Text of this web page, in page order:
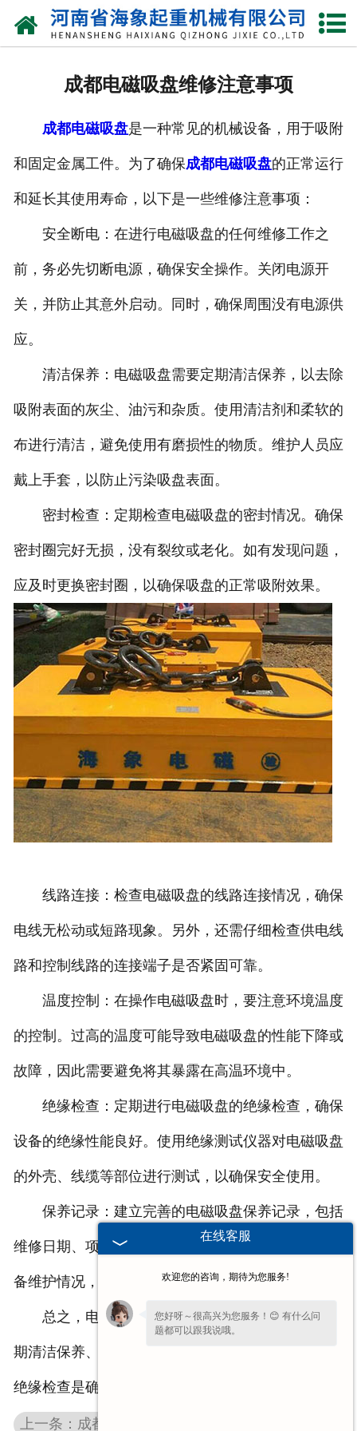
网站首页
厂区一角
案例展示
联系我们
成都电磁吸盘维修注意事项
成都电磁吸盘是一种常见的机械设备，用于吸附
和固定金属工件。为了确保成都电磁吸盘的正常运行
和延长其使用寿命，以下是一些维修注意事项：
安全断电：在进行电磁吸盘的任何维修工作之
前，务必先切断电源，确保安全操作。关闭电源开
关，并防止其意外启动。同时，确保周围没有电源供
应。
清洁保养：电磁吸盘需要定期清洁保养，以去除
吸附表面的灰尘、油污和杂质。使用清洁剂和柔软的
布进行清洁，避免使用有磨损性的物质。维护人员应
戴上手套，以防止污染吸盘表面。
密封检查：定期检查电磁吸盘的密封情况。确保
密封圈完好无损，没有裂纹或老化。如有发现问题，
应及时更换密封圈，以确保吸盘的正常吸附效果。
线路连接：检查电磁吸盘的线路连接情况，确保
电线无松动或短路现象。另外，还需仔细检查供电线
路和控制线路的连接端子是否紧固可靠。
温度控制：在操作电磁吸盘时，要注意环境温度
的控制。过高的温度可能导致电磁吸盘的性能下降或
故障，因此需要避免将其暴露在高温环境中。
绝缘检查：定期进行电磁吸盘的绝缘检查，确保
设备的绝缘性能良好。使用绝缘测试仪器对电磁吸盘
的外壳、线缆等部位进行测试，以确保安全使用。
保养记录：建立完善的电磁吸盘保养记录，包括
维修日期、项目和维护人员等信息。这有助于跟踪设
备维护情况，及时发现问题并采取相应的维修措施。
总之，电磁吸盘的维修需要注重安全和细节。定
期清洁保养、检查密封和线路连接、控制温度和进行
绝缘检查是确保电磁吸盘正常运行的重要步骤。
在线客服
欢迎您的咨询，期待为您服务!
您好呀～很高兴为您服务！😊 有什么问
题都可以跟我说哦。